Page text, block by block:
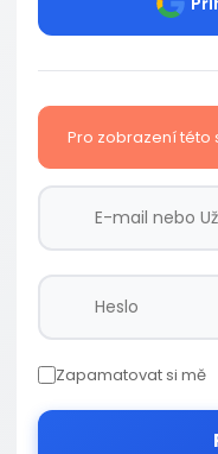
Pro zobrazení této
Zapamatovat si mě